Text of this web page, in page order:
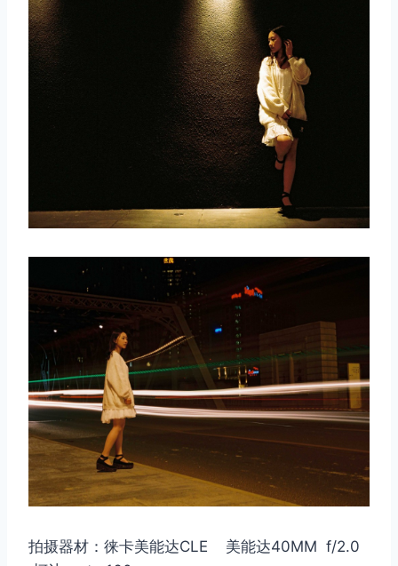
拍摄器材：徕卡美能达CLE 美能达40MM f/2.0